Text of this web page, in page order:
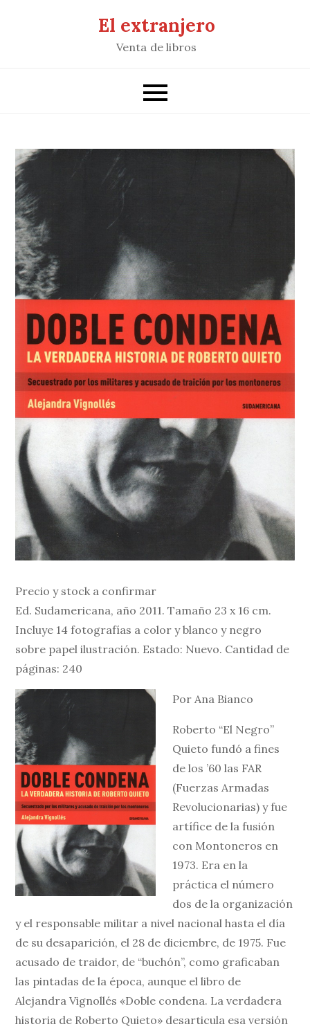
El extranjero
Venta de libros
Precio y stock a confirmar
Ed. Sudamericana, año 2011. Tamaño 23 x 16 cm.
Incluye 14 fotografías a color y blanco y negro
sobre papel ilustración. Estado: Nuevo. Cantidad de
páginas: 240
Por Ana Bianco
Roberto “El Negro”
Quieto fundó a fines
de los ’60 las FAR
(Fuerzas Armadas
Revolucionarias) y fue
artífice de la fusión
con Montoneros en
1973. Era en la
práctica el número
dos de la organización
y el responsable militar a nivel nacional hasta el día
de su desaparición, el 28 de diciembre, de 1975. Fue
acusado de traidor, de “buchón”, como graficaban
las pintadas de la época, aunque el libro de
Alejandra Vignollés «Doble condena. La verdadera
historia de Roberto Quieto» desarticula esa versión